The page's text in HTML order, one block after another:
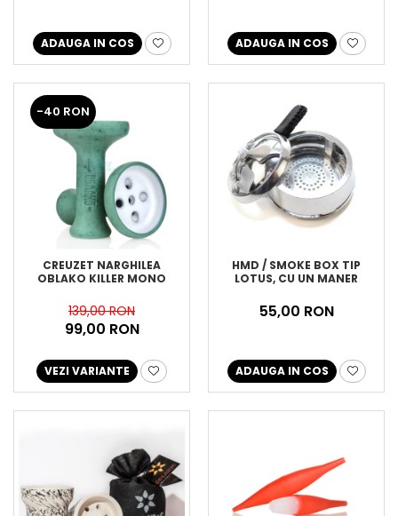
ADAUGA IN COS ADAUGA IN COS
-40 RON
CREUZET NARGHILEA
OBLAKO KILLER MONO
139,00 RON
99,00 RON
VEZI VARIANTE
HMD / SMOKE BOX TIP
LOTUS, CU UN MANER
55,00 RON
ADAUGA IN COS